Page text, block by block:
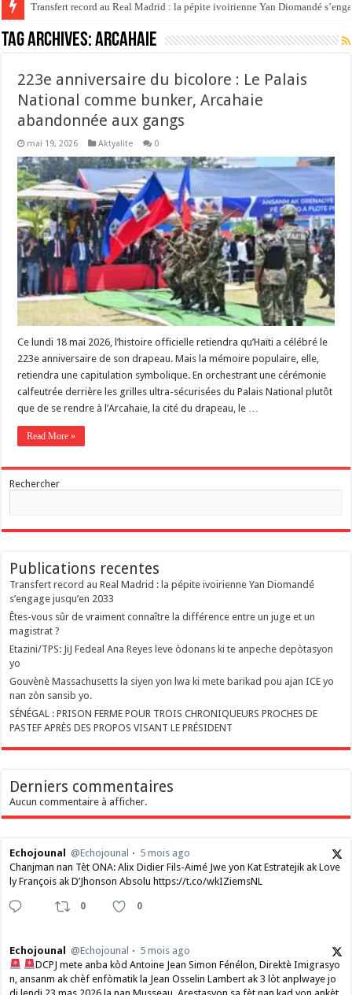
Transfert record au Real Madrid : la pépite ivoirienne Yan Diomandé
Tag Archives:Arcahaie
223e anniversaire du bicolore : Le Palais
National comme bunker, Arcahaie
abandonnée aux gangs
mai 19, 2026 Aktyalite 0
Ce lundi 18 mai 2026, l’histoire officielle retiendra qu’Haïti a célébré le
223e anniversaire de son drapeau. Mais la mémoire populaire, elle,
retiendra une capitulation symbolique. En orchestrant une cérémonie
calfeutrée derrière les grilles ultra-sécurisées du Palais National plutôt
que de se rendre à l’Arcahaie, la cité du drapeau, le …
Read More »
Rechercher
Publications recentes
Transfert record au Real Madrid : la pépite ivoirienne Yan Diomandé
s’engage jusqu’en 2033
Êtes-vous sûr de vraiment connaître la différence entre un juge et un
magistrat ?
Etazini/TPS: JiJ Fedeal Ana Reyes leve òdonans ki te anpeche depòtasyon
yo
Gouvènè Massachusetts la siyen yon lwa ki mete barikad pou ajan ICE yo
nan zòn sansib yo.
SÉNÉGAL : PRISON FERME POUR TROIS CHRONIQUEURS PROCHES DE
PASTEF APRÈS DES PROPOS VISANT LE PRÉSIDENT
Derniers commentaires
Aucun commentaire à afficher.
Echojounal @Echojounal
5 mois ago
Chanjman nan Tèt ONA: Alix Didier Fils-Aimé Jwe yon Kat Estratejik ak Love
ly François ak D’Jhonson Absolu https://t.co/wkIZiemsNL
0 0
Echojounal @Echojounal
5 mois ago
DCPJ mete anba kòd Antoine Jean Simon Fénélon, Direktè Imigrasyo
n, ansanm ak chèf enfòmatik la Jean Osselin Lambert ak 3 lòt anplwaye jo